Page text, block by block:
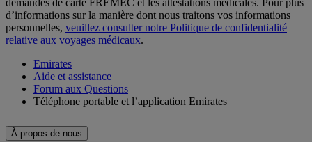
demandes de carte FREMEC et les attestations médicales. Pour plus
d’informations sur la manière dont nous traitons vos informations
personnelles, veuillez consulter notre Politique de confidentialité
relative aux voyages médicaux.
Emirates
Aide et assistance
Forum aux Questions
Téléphone portable et l’application Emirates
À propos de nous